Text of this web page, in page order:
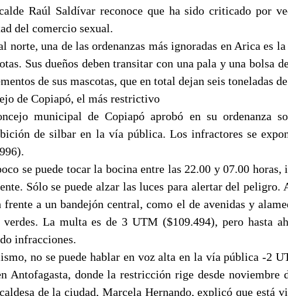
Raúl Saldívar reconoce que ha sido criticado por
del comercio sexual.
norte, una de las ordenanzas más ignoradas en Arica es
Sus dueños deben transitar con una pala y una bolsa
de sus mascotas, que en total dejan seis toneladas
de Copiapó, el más restrictivo
municipal de Copiapó aprobó en su ordenanza
de silbar en la vía pública. Los infractores se
se puede tocar la bocina entre las 22.00 y 07.00
Sólo se puede alzar las luces para alertar del peligro.
frente a un bandejón central, como el de avenidas y
verdes. La multa es de 3 UTM ($109.494), pero hasta
infracciones.
no se puede hablar en voz alta en la vía pública -2
Antofagasta, donde la restricción rige desde noviembre
de la ciudad, Marcela Hernando, explicó que está